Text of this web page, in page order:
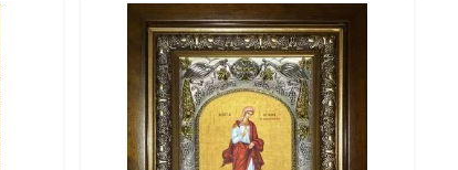
вариаций.
Опции
можно
выбрать
на
странице